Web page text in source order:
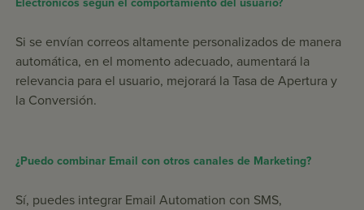
Electrónicos según el comportamiento del usuario?
Si se envían correos altamente personalizados de manera
automática, en el momento adecuado, aumentará la
relevancia para el usuario, mejorará la Tasa de Apertura y
la Conversión.
¿Puedo combinar Email con otros canales de Marketing?
Sí, puedes integrar Email Automation con SMS,